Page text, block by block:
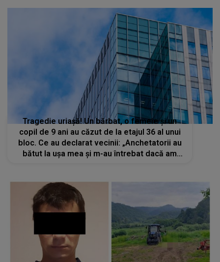
Tragedie uriașă! Un bărbat, o femeie și un
copil de 9 ani au căzut de la etajul 36 al unui
bloc. Ce au declarat vecinii: „Anchetatorii au
bătut la ușa mea și m-au întrebat dacă am